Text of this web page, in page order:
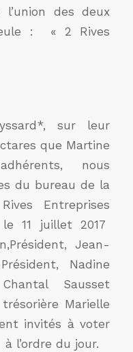
l’union des deux
: « 2 Rives
sur leur
que Martine
nous
du bureau de la
Entreprises
11 juillet 2017
Jean-
Nadine
Sausset
Marielle
invités à voter
l’ordre du jour.